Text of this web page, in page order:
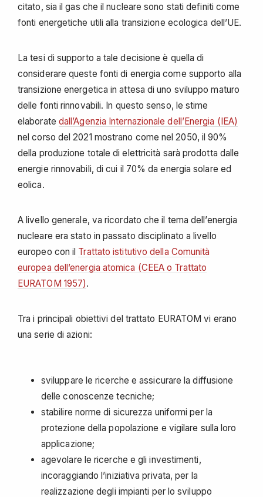
citato, sia il gas che il nucleare sono stati definiti come
fonti energetiche utili alla transizione ecologica dell’UE.
La tesi di supporto a tale decisione è quella di
considerare queste fonti di energia come supporto alla
transizione energetica in attesa di uno sviluppo maturo
delle fonti rinnovabili. In questo senso, le stime
elaborate dall’Agenzia Internazionale dell’Energia (IEA)
nel corso del 2021 mostrano come nel 2050, il 90%
della produzione totale di elettricità sarà prodotta dalle
energie rinnovabili, di cui il 70% da energia solare ed
eolica.
A livello generale, va ricordato che il tema dell’energia
nucleare era stato in passato disciplinato a livello
europeo con il Trattato istitutivo della Comunità
europea dell’energia atomica (CEEA o Trattato
EURATOM 1957).
Tra i principali obiettivi del trattato EURATOM vi erano
una serie di azioni:
sviluppare le ricerche e assicurare la diffusione
delle conoscenze tecniche;
stabilire norme di sicurezza uniformi per la
protezione della popolazione e vigilare sulla loro
applicazione;
agevolare le ricerche e gli investimenti,
incoraggiando l’iniziativa privata, per la
realizzazione degli impianti per lo sviluppo